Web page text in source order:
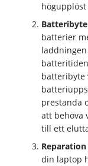
högupplöst
Batteribyte
batterier
batteribyte
prestanda
att behöva
till ett
din laptop